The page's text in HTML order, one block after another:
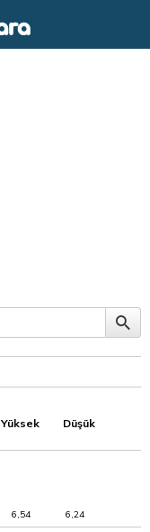
Yüksek Düşük
6,54 6,24